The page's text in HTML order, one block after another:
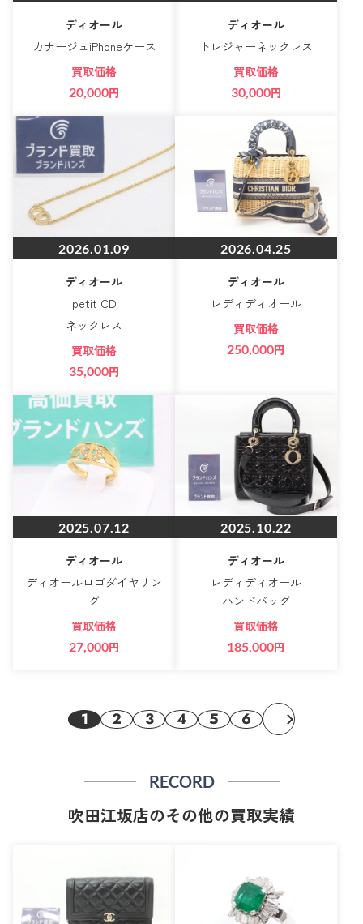
ディオール
カナージュiPhoneケース
買取価格
20,000円
ディオール
トレジャーネックレス
買取価格
30,000円
2026.01.09
ディオール
petit CD
ネックレス
買取価格
35,000円
2026.04.25
ディオール
レディディオール
買取価格
250,000円
2025.07.12
ディオール
ディオールロゴダイヤリン
グ
買取価格
27,000円
2025.10.22
ディオール
レディディオール
ハンドバッグ
買取価格
185,000円
1 2 3 4 5 6
RECORD
吹田江坂店のその他の買取実績